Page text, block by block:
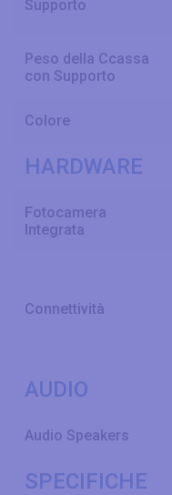
Supporto
Peso della Ccassa
con Supporto
Colore
HARDWARE
Fotocamera
Integrata
Connettività
AUDIO
Audio Speakers
SPECIFICHE